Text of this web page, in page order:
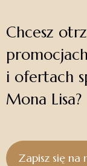
Chcesz
promocjach
i ofertach
Mona Lisa?
Zapisz się na